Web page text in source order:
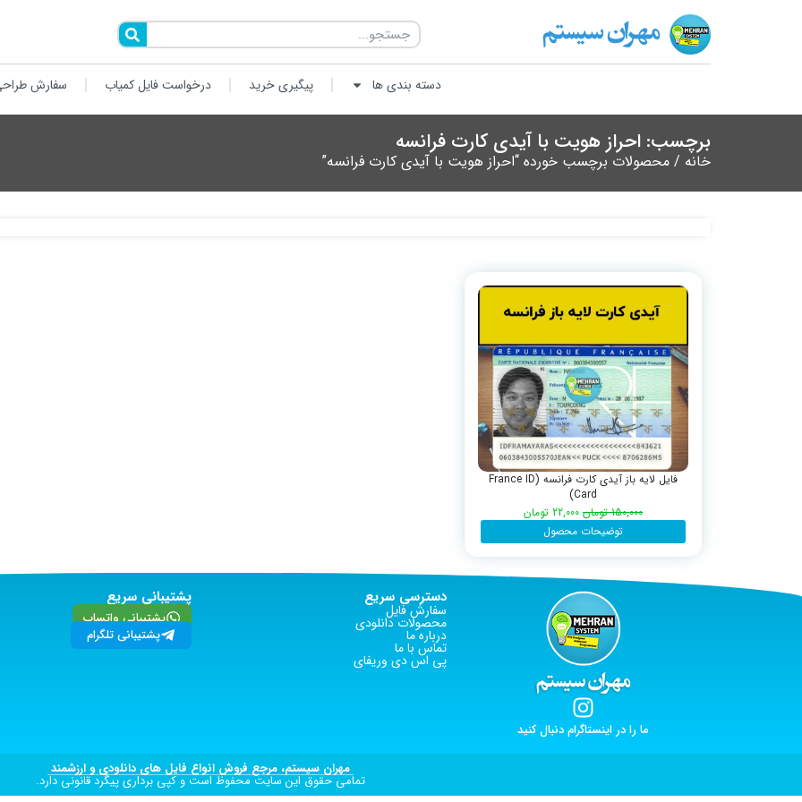
دسته بندی ها پیگیری خرید درخواست فایل کمیاب سفارش
برچسب: احراز هویت با آیدی کارت فرانسه
خانه / محصولات برچسب خورده “احراز هویت با آیدی کارت فرانسه”
فایل لایه باز آیدی کارت فرانسه (France ID
Card)
150,000 تومان 22,000 تومان
توضیحات محصول
ما را در اینستاگرام دنبال کنید
دسترسی سریع
سفارش فایل
محصولات دانلودی
درباره ما
تماس با ما
پی اس دی وریفای
پشتیبانی سریع
پشتیبانی واتساپ
پشتیبانی تلگرام
مهران سیستم، مرجع فروش انواع فایل های دانلودی و ارزشمند
تمامی حقوق این سایت محفوظ است و کپی برداری پیگرد قانونی دارد.